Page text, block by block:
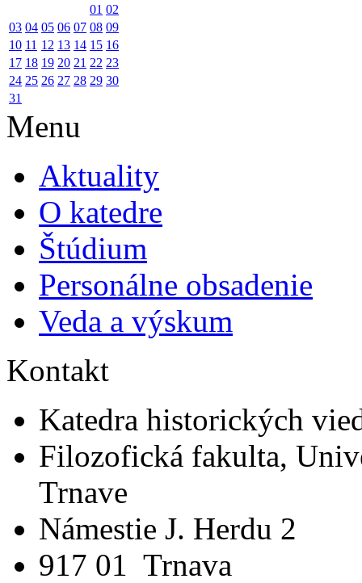
01 02
03 04 05 06 07 08 09
10 11 12 13 14 15 16
17 18 19 20 21 22 23
24 25 26 27 28 29 30
31
Menu
Aktuality
O katedre
Štúdium
Personálne obsadenie
Veda a výskum
Kontakt
Katedra historických
Filozofická fakulta,
Trnave
Námestie J. Herdu 2
917 01 Trnava